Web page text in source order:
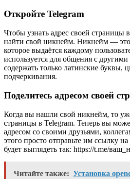
Откройте Telegram
Чтобы узнать адрес своей страницы
найти свой никнейм. Никнейм —
которое выдаётся каждому
используется для общения с
содержать только латинские буквы,
подчеркивания.
Поделитесь адресом своей
Когда вы нашли свой никнейм, то
страницы в Telegram. Теперь вы
адресом со своими друзьями,
этого просто отправьте им ссылку
будет выглядеть так: https://t.me/
Читайте также: Установка